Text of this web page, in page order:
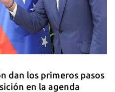
dan los primeros pasos
en la agenda